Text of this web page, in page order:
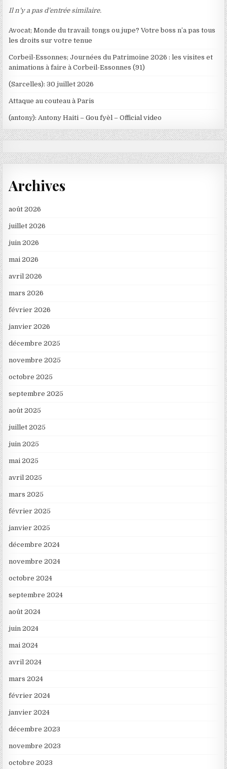
Il n’y a pas d’entrée similaire.
Avocat; Monde du travail: tongs ou jupe? Votre boss n’a pas tous
les droits sur votre tenue
Corbeil-Essonnes; Journées du Patrimoine 2026 : les visites et
animations à faire à Corbeil-Essonnes (91)
(Sarcelles): 30 juillet 2026
Attaque au couteau à Paris
(antony): Antony Haiti – Gou fyèl – Official video
Archives
août 2026
juillet 2026
juin 2026
mai 2026
avril 2026
mars 2026
février 2026
janvier 2026
décembre 2025
novembre 2025
octobre 2025
septembre 2025
août 2025
juillet 2025
juin 2025
mai 2025
avril 2025
mars 2025
février 2025
janvier 2025
décembre 2024
novembre 2024
octobre 2024
septembre 2024
août 2024
juin 2024
mai 2024
avril 2024
mars 2024
février 2024
janvier 2024
décembre 2023
novembre 2023
octobre 2023